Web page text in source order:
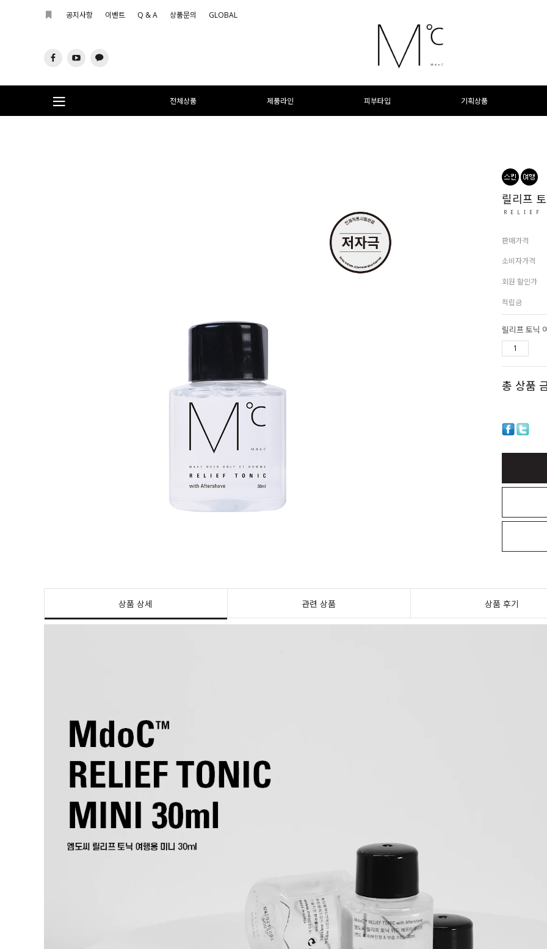
공지사항 이벤트 Q & A 상품문의 GLOBAL
전체상품 제품라인 피부타입 기획상품
릴리프
판매가격
소비자가격
회원 할인가
적립금
릴리프 토닉
총 상품
상품 상세 관련 상품 상품 후기